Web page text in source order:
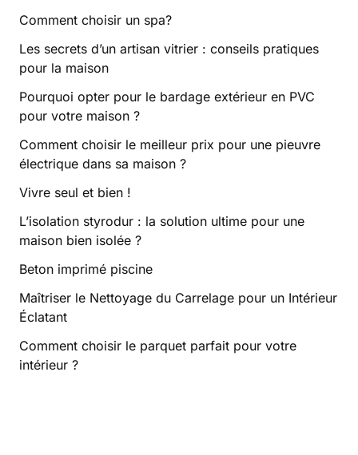
Comment choisir un spa?
Les secrets d’un artisan vitrier : conseils pratiques
pour la maison
Pourquoi opter pour le bardage extérieur en PVC
pour votre maison ?
Comment choisir le meilleur prix pour une pieuvre
électrique dans sa maison ?
Vivre seul et bien !
L’isolation styrodur : la solution ultime pour une
maison bien isolée ?
Beton imprimé piscine
Maîtriser le Nettoyage du Carrelage pour un Intérieur
Éclatant
Comment choisir le parquet parfait pour votre
intérieur ?